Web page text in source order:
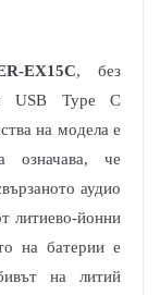
EX15C, без
USB Type C
на модела е
означава, че
аудио
литиево-йонни
на батерии е
на литий